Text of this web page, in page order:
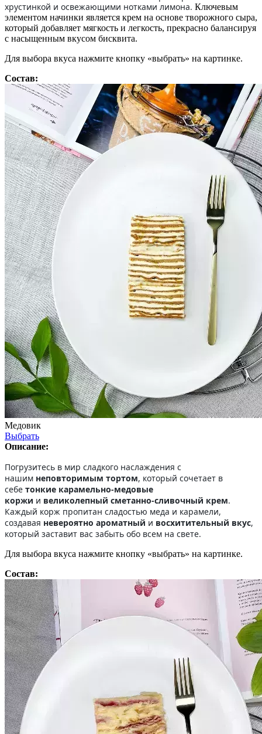
хрустинкой и освежающими нотками лимона. Ключевым
элементом начинки является крем на основе творожного сыра,
который добавляет мягкость и легкость, прекрасно балансируя
с насыщенным вкусом бисквита.
Для выбора вкуса нажмите кнопку «выбрать» на картинке.
Состав:
Медовик
Выбрать
Описание:
Погрузитесь в мир сладкого наслаждения с
нашим неповторимым тортом, который сочетает в
себе тонкие карамельно-медовые
коржи и великолепный сметанно-сливочный крем.
Каждый корж пропитан сладостью меда и карамели,
создавая невероятно ароматный и восхитительный вкус,
который заставит вас забыть обо всем на свете.
Для выбора вкуса нажмите кнопку «выбрать» на картинке.
Состав: